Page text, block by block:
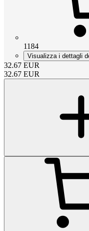
1184
Visualizza i dettagli
32.67 EUR
32.67 EUR